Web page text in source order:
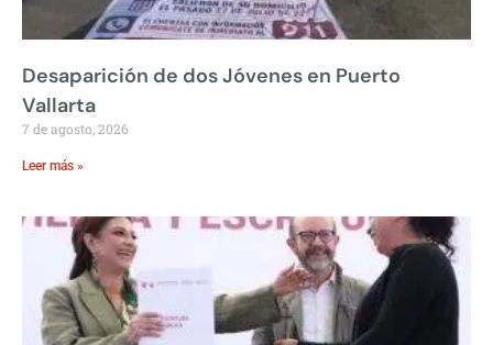
Desaparición de dos Jóvenes en Puerto
Vallarta
7 de agosto, 2026
Leer más »